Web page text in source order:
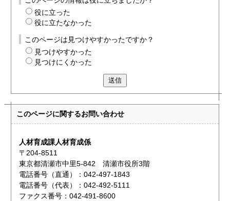
役に立った
役に立たなかった
このページは見つけやすかったですか？
見つけやすかった
見つけにくかった
送信
このページに関するお問い合わせ
人材育成課人材育成係
〒204-8511
東京都清瀬市中里5-842 清瀬市役所3階
電話番号（直通）：042-497-1843
電話番号（代表）：042-492-5111
ファクス番号：042-491-8600